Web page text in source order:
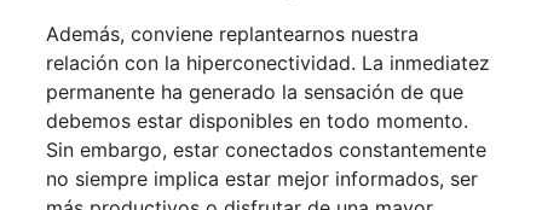
Además, conviene replantearnos nuestra
relación con la hiperconectividad. La inmediatez
permanente ha generado la sensación de que
debemos estar disponibles en todo momento.
Sin embargo, estar conectados constantemente
no siempre implica estar mejor informados, ser